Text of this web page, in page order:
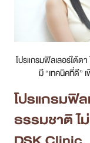
โปรแกรมฟิลเลอร์ใต้ตา
มี “เทคนิคที่ดี”
โปรแกรมฟิ
ธรรมชาติ ไ